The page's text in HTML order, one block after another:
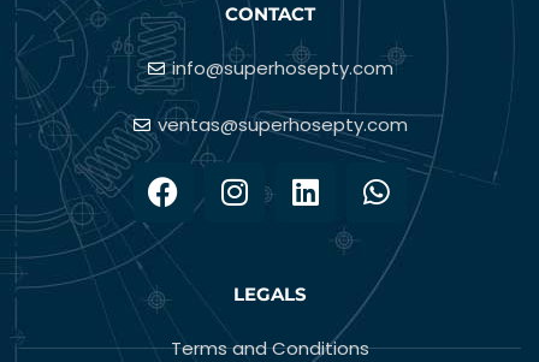
CONTACT
info@superhosepty.com
ventas@superhosepty.com
LEGALS
Terms and Conditions